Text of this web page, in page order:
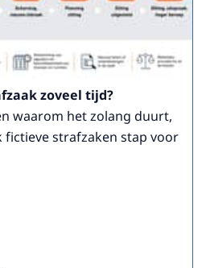
zoveel tijd?
waarom het zolang duurt,
strafzaken stap voor